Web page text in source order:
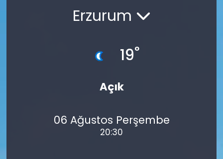
Erzurum
19°
Açık
06 Ağustos Perşembe
20:30